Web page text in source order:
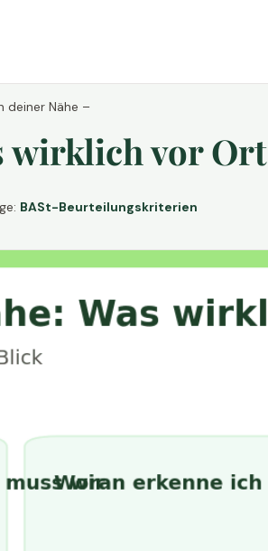
deiner Nähe –
wirklich vor
BASt-Beurteilungskriterien